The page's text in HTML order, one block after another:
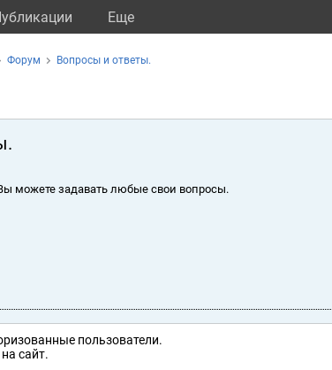
Eще
Форум Вопросы и ответы.
можете задавать любые свои вопросы.
пользователи.
сайт.